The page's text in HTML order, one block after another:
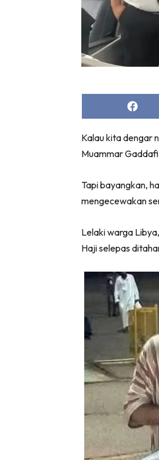
Share
on
Kalau kita dengar
Muammar
Tapi bayangkan,
mengecewakan
Lelaki warga
Haji selepas